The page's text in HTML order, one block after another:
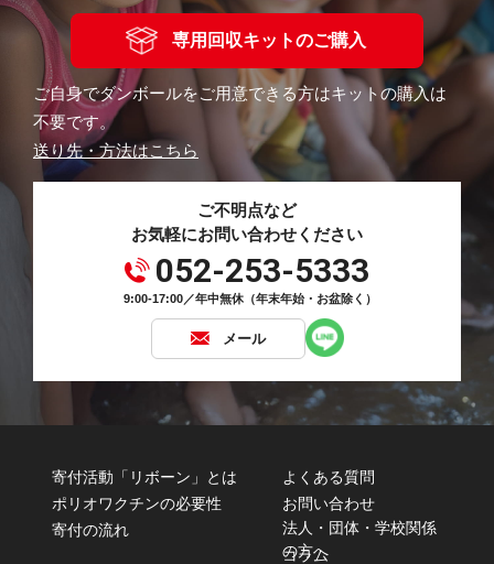
専用回収キットのご購入
ご自身でダンボールをご用意できる方はキットの購入は
不要です。
送り先・方法はこちら
ご不明点など
お気軽にお問い合わせください
052-253-5333
9:00-17:00／年中無休（年末年始・お盆除く）
メール
寄付活動「リボーン」とは
よくある質問
ポリオワクチンの必要性
お問い合わせ
寄付の流れ
法人・団体・学校関係
の方へ
コラム